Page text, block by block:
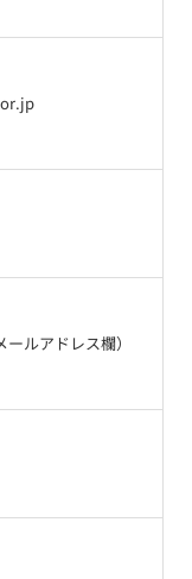
ルアドレス欄）